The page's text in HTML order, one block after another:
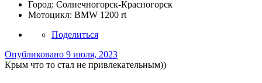
Город: Солнечногорск-Красногорск
Мотоцикл: BMW 1200 rt
Поделиться
Опубликовано 9 июля, 2023
Крым что то стал не привлекательным))